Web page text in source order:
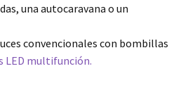
una autocaravana o un
convencionales con bombillas
LED multifunción.